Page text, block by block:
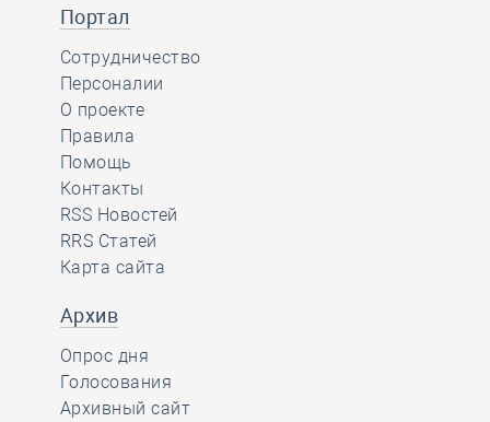
Портал
Сотрудничество
Персоналии
О проекте
Правила
Помощь
Контакты
RSS Новостей
RRS Статей
Карта сайта
Архив
Опрос дня
Голосования
Архивный сайт